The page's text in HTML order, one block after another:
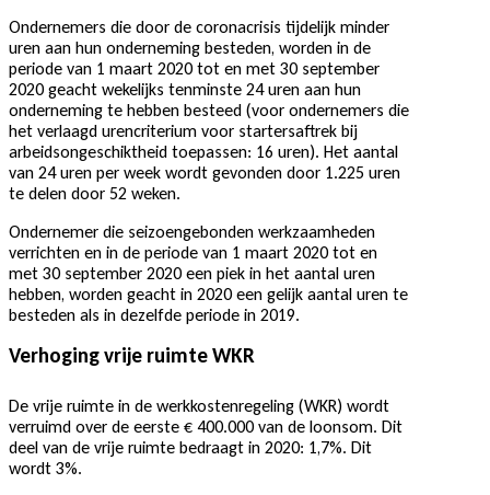
Ondernemers die door de coronacrisis tijdelijk minder
uren aan hun onderneming besteden, worden in de
periode van 1 maart 2020 tot en met 30 september
2020 geacht wekelijks tenminste 24 uren aan hun
onderneming te hebben besteed (voor ondernemers die
het verlaagd urencriterium voor startersaftrek bij
arbeidsongeschiktheid toepassen: 16 uren). Het aantal
van 24 uren per week wordt gevonden door 1.225 uren
te delen door 52 weken.
Ondernemer die seizoengebonden werkzaamheden
verrichten en in de periode van 1 maart 2020 tot en
met 30 september 2020 een piek in het aantal uren
hebben, worden geacht in 2020 een gelijk aantal uren te
besteden als in dezelfde periode in 2019.
Verhoging vrije ruimte WKR
De vrije ruimte in de werkkostenregeling (WKR) wordt
verruimd over de eerste € 400.000 van de loonsom. Dit
deel van de vrije ruimte bedraagt in 2020: 1,7%. Dit
wordt 3%.